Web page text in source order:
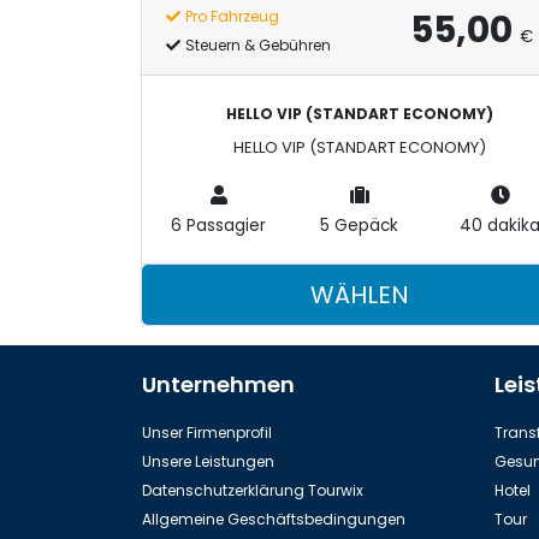
Pro Fahrzeug
Steuern & Gebühren
55,00 €
HELLO VIP (STANDART ECONOMY)
HELLO VIP (STANDART ECONOMY)
6 Passagier 5 Gepäck 40 dakika
WÄHLEN
Unternehmen
Unser Firmenprofil
Unsere Leistungen
Datenschutzerklärung Tourwix
Allgemeine Geschäftsbedingungen
Hotel
Tour